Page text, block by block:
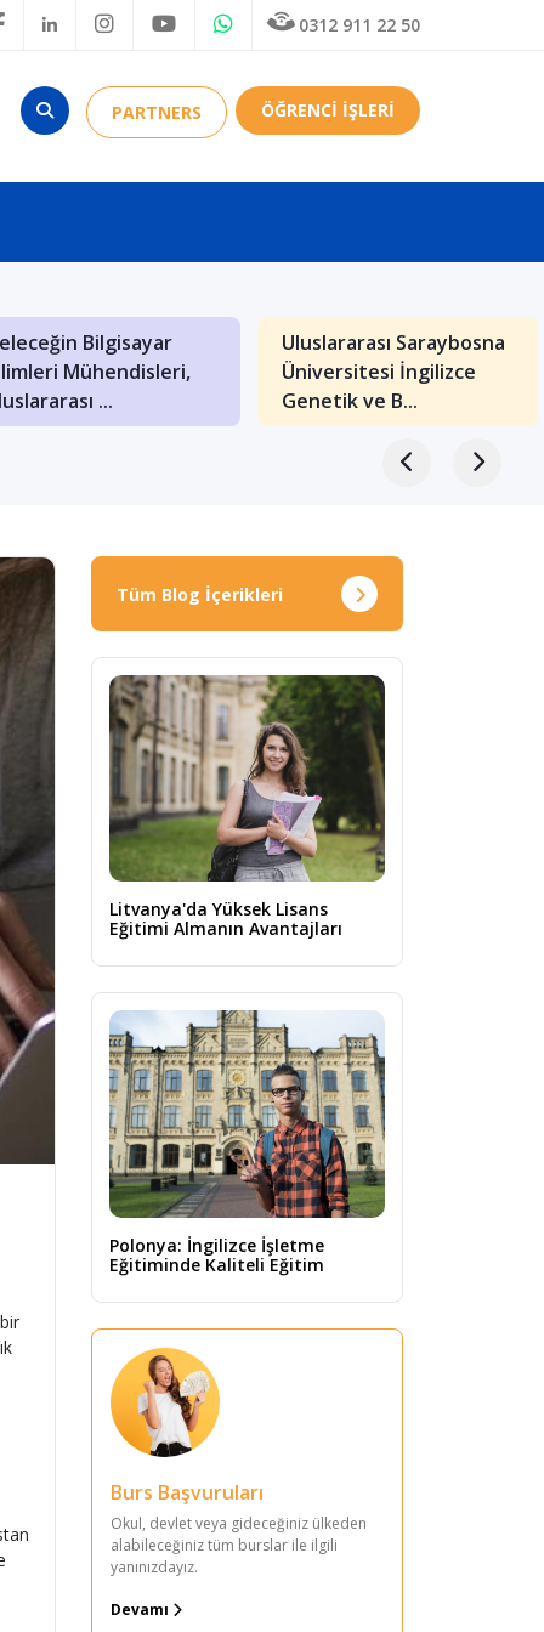
0312 911 22 50
PARTNERS ÖĞRENCİ İŞLERİ
Balkanların
Hazineleriyle
Bir Eğiti...
Budapeşte’de Mimarlık
Bölümü Olan
Üniversiteler
Tüm Blog İçerikleri
Litvanya'da Yüksek Lisans
Eğitimi Almanın Avantajları
Polonya: İngilizce İşletme
Eğitiminde Kaliteli Eğitim
Burs Başvuruları
Okul, devlet veya gideceğiniz ülkeden
alabileceğiniz tüm burslar ile ilgili
yanınızdayız.
Devamı